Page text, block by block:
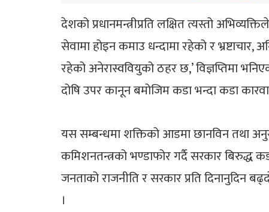
देशको प्रधानमन्त्रीप्रति लक्षित त्यस्तो
सेवामा होइन कमाउ धन्दामा रहेको र भ्रष्टाचार,
रहेको अनेरास्ववियुको ठहर छ,’ विज्ञप्तिमा
दोषि उपर कानून बमोजिम कडा भन्दा कडा
यस सम्बन्धमा शक्तिको आडमा छानविन तथा
कमिशनतन्त्रको भण्डाफोर गर्दै सरकार बिरुद्ध
जनताको राजनीति र सरकार प्रति दिनानुदिन
।